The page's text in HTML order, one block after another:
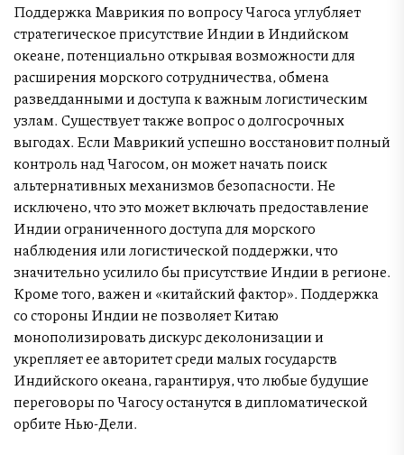
Поддержка Маврикия по вопросу Чагоса углубляет
стратегическое присутствие Индии в Индийском
океане, потенциально открывая возможности для
расширения морского сотрудничества, обмена
разведданными и доступа к важным логистическим
узлам. Существует также вопрос о долгосрочных
выгодах. Если Маврикий успешно восстановит полный
контроль над Чагосом, он может начать поиск
альтернативных механизмов безопасности. Не
исключено, что это может включать предоставление
Индии ограниченного доступа для морского
наблюдения или логистической поддержки, что
значительно усилило бы присутствие Индии в регионе.
Кроме того, важен и «китайский фактор». Поддержка
со стороны Индии не позволяет Китаю
монополизировать дискурс деколонизации и
укрепляет ее авторитет среди малых государств
Индийского океана, гарантируя, что любые будущие
переговоры по Чагосу останутся в дипломатической
орбите Нью-Дели.